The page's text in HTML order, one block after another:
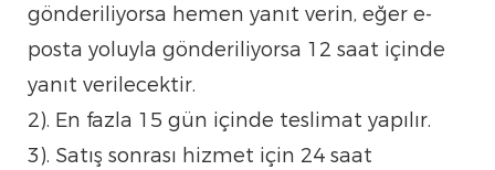
gönderiliyorsa hemen yanıt verin, eğer e-
posta yoluyla gönderiliyorsa 12 saat içinde
yanıt verilecektir.
2). En fazla 15 gün içinde teslimat yapılır.
3). Satış sonrası hizmet için 24 saat